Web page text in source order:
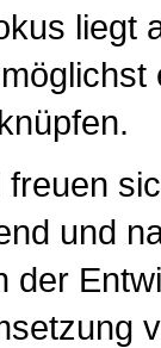
liegt
und
der